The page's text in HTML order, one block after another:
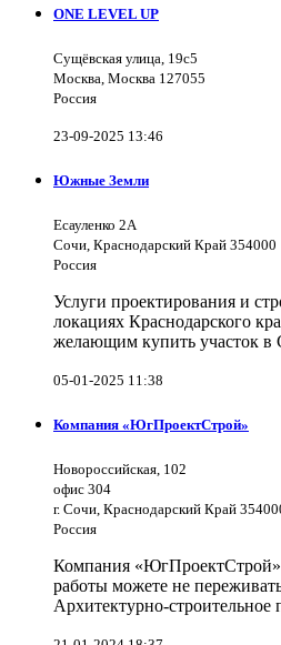
ONE LEVEL UP
Сущёвская улица, 19с5
Москва, Москва 127055
Россия
23-09-2025 13:46
Южные Земли
Есауленко 2А
Сочи, Краснодарский Край 354000
Россия
Услуги проектирования и
локациях Краснодарского
желающим купить участок в
05-01-2025 11:38
Компания «ЮгПроектСтрой»
Новороссийская, 102
офис 304
г. Сочи, Краснодарский Край
Россия
Компания
работы можете не
Архитектурно-строительное